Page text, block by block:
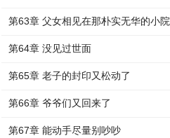
第63章 父女相见在那朴实无华的小院
第64章 没见过世面
第65章 老子的封印又松动了
第66章 爷爷们又回来了
第67章 能动手尽量别吵吵